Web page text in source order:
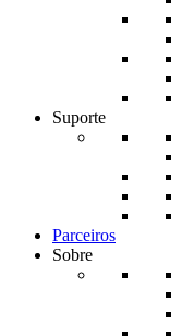
Suporte
Parceiros
Sobre